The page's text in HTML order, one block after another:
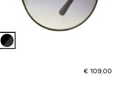
€ 109,00